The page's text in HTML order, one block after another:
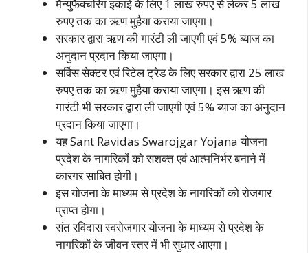
मैन्युफैक्चरिंग इकाई के लिए 1 लाख रुपए से लेकर 5 लाख
रुपए तक का ऋण मुहैया कराया जाएगा।
सरकार द्वारा ऋण की गारंटी ली जाएगी एवं 5% ब्याज का
अनुदान प्रदान किया जाएगा।
सर्विस सेक्टर एवं रिटेल ट्रेड के लिए सरकार द्वारा 25 लाख
रुपए तक का ऋण मुहैया कराया जाएगा। इस ऋण की
गारंटी भी सरकार द्वारा ली जाएगी एवं 5% ब्याज का अनुदान
प्रदान किया जाएगा।
यह Sant Ravidas Swarojgar Yojana योजना
प्रदेश के नागरिकों को सशक्त एवं आत्मनिर्भर बनाने में
कारगर साबित होगी।
इस योजना के माध्यम से प्रदेश के नागरिकों को रोजगार
प्राप्त होगा।
संत रविदास स्वरोजगार योजना के माध्यम से प्रदेश के
नागरिकों के जीवन स्तर में भी सुधार आएगा।